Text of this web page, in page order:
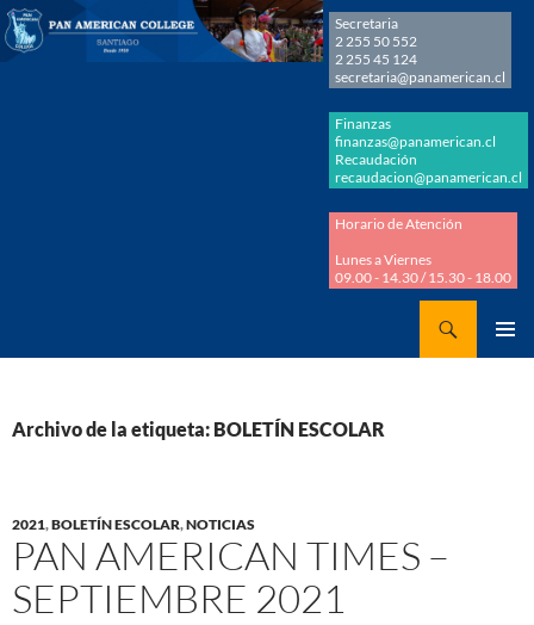
Secretaria
2 255 50 552
2 255 45 124
secretaria@panamerican.cl
Finanzas
finanzas@panamerican.cl
Recaudación
recaudacion@panamerican.cl
Horario de Atención
Lunes a Viernes
09.00 - 14.30 / 15.30 - 18.00
Archivo de la etiqueta: BOLETÍN ESCOLAR
2021,BOLETÍN ESCOLAR,NOTICIAS
PAN AMERICAN TIMES –
SEPTIEMBRE 2021